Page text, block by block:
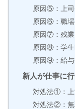
原因⑤：上
原因⑥：職
原因⑦：残業
原因⑧：学生
原因⑨：給与
新人が仕事に
対処法①：上
対処法②：無